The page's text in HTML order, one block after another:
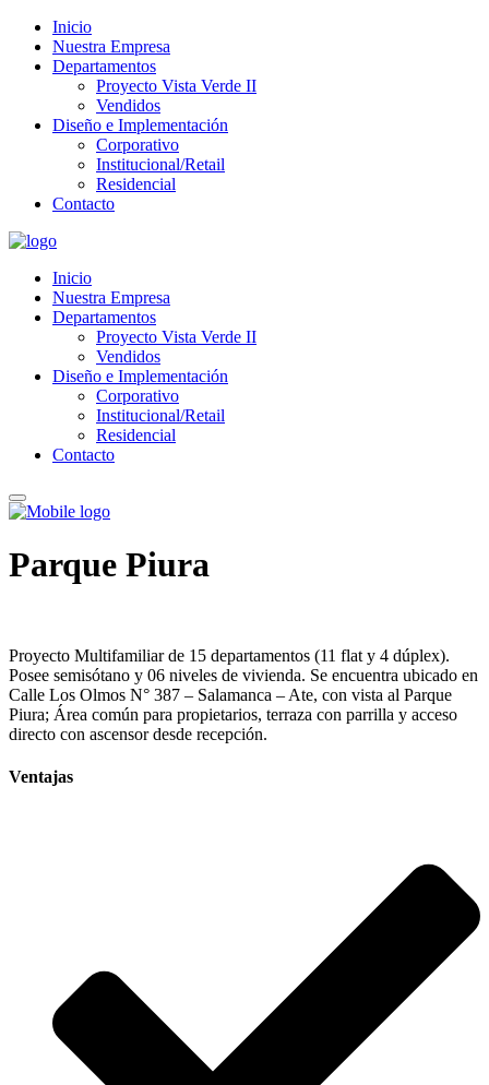
Inicio
Nuestra Empresa
Departamentos
Proyecto Vista Verde II
Vendidos
Diseño e Implementación
Corporativo
Institucional/Retail
Residencial
Contacto
Inicio
Nuestra Empresa
Departamentos
Proyecto Vista Verde II
Vendidos
Diseño e Implementación
Corporativo
Institucional/Retail
Residencial
Contacto
Parque Piura
Proyecto Multifamiliar de 15 departamentos (11 flat y 4 dúplex).
Posee semisótano y 06 niveles de vivienda. Se encuentra ubicado en
Calle Los Olmos N° 387 – Salamanca – Ate, con vista al Parque
Piura; Área común para propietarios, terraza con parrilla y acceso
directo con ascensor desde recepción.
Ventajas